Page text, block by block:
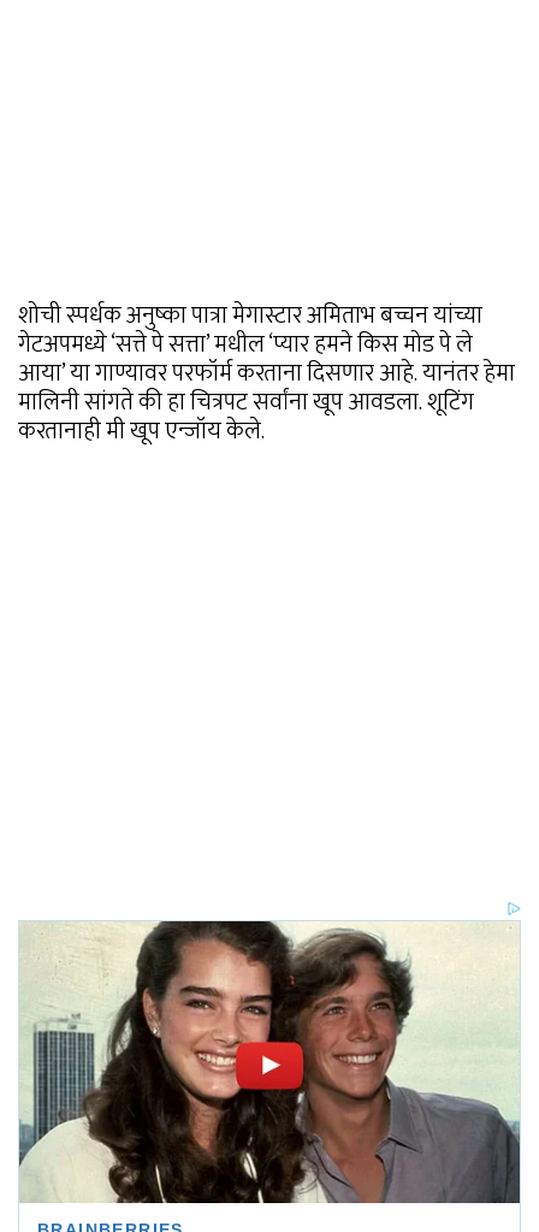
शोची स्पर्धक अनुष्का पात्रा मेगास्टार अमिताभ बच्चन यांच्या
गेटअपमध्ये ‘सत्ते पे सत्ता’ मधील ‘प्यार हमने किस मोड पे ले
आया’ या गाण्यावर परफॉर्म करताना दिसणार आहे. यानंतर हेमा
मालिनी सांगते की हा चित्रपट सर्वांना खूप आवडला. शूटिंग
करतानाही मी खूप एन्जॉय केले.